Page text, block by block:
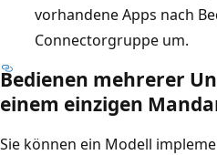
vorhandene Apps nach
Connectorgruppe um.
Bedienen mehrerer
einem einzigen
Sie können ein Modell